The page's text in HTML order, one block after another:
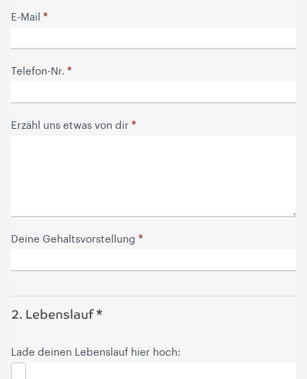
E-Mail *
Telefon-Nr. *
Erzähl uns etwas von dir *
Deine Gehaltsvorstellung *
2. Lebenslauf *
Lade deinen Lebenslauf hier hoch: